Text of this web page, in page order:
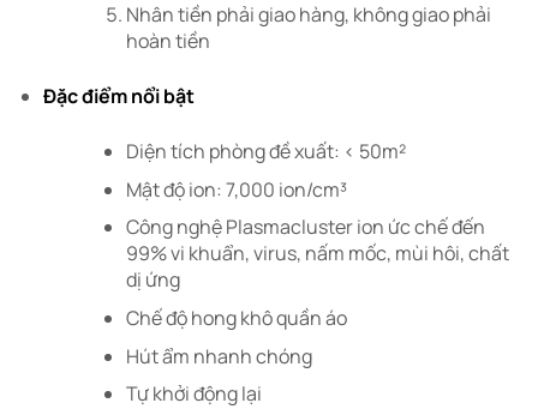
Nhân tiền phải giao hàng, không giao phải
hoàn tiền
Đặc điểm nổi bật
Diện tích phòng đề xuất: < 50m²
Mật độ ion: 7,000 ion/cm³
Công nghệ Plasmacluster ion ức chế đến
99% vi khuẩn, virus, nấm mốc, mùi hôi, chất
dị ứng
Chế độ hong khô quần áo
Hút ẩm nhanh chóng
Tự khởi động lại